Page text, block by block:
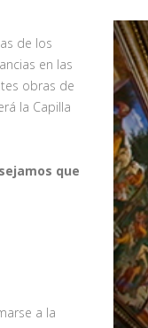
de los
en las
obras de
la Capilla
que
a la